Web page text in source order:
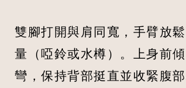
雙腳打開與肩同寬，手臂放
量（啞鈴或水樽）。上身前
彎，保持背部挺直並收緊腹